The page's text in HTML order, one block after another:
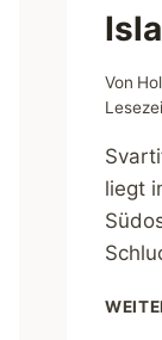
Von
liegt